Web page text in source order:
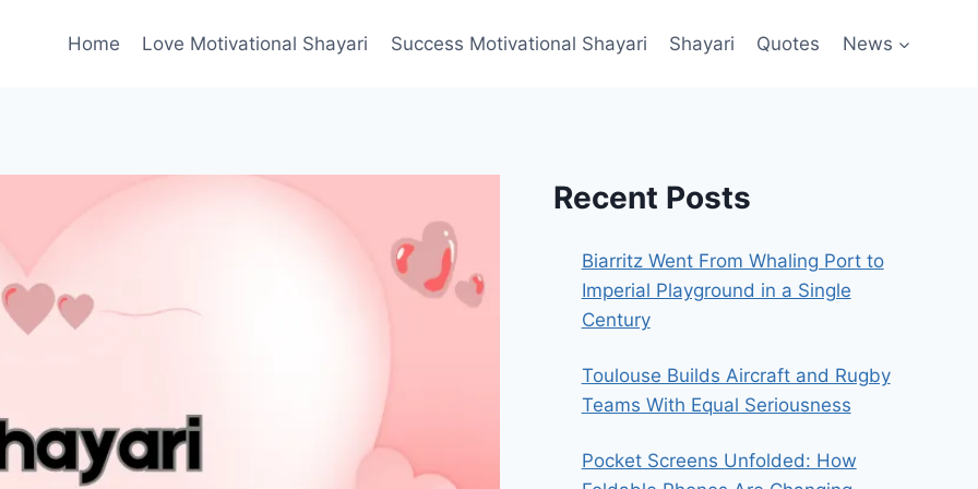
Home Love Motivational Shayari Success Motivational Shayari​ Shayari Quotes News
Recent Posts
Biarritz Went From Whaling Port to
Imperial Playground in a Single
Century
Toulouse Builds Aircraft and Rugby
Teams With Equal Seriousness
Pocket Screens Unfolded: How